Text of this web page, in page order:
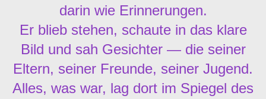
darin wie Erinnerungen.
Er blieb stehen, schaute in das klare
Bild und sah Gesichter — die seiner
Eltern, seiner Freunde, seiner Jugend.
Alles, was war, lag dort im Spiegel des